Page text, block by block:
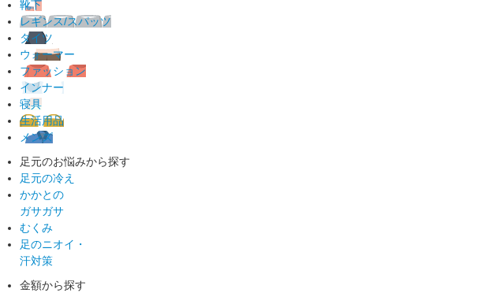
靴下
レギンス/スパッツ
タイツ
ウォーマー
ファッション
インナー
寝具
生活用品
メンズ
足元のお悩みから探す
足元の冷え
かかとの
ガサガサ
むくみ
足のニオイ・
汗対策
金額から探す